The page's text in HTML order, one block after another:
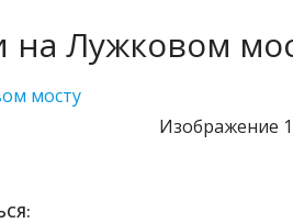
Лужковом
Изображение